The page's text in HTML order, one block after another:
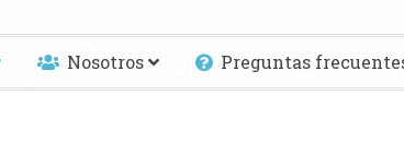
Nosotros Preguntas